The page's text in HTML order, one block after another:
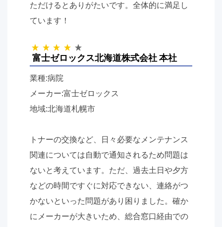
ただけるとありがたいです。全体的に満足し
ています！
富士ゼロックス北海道株式会社 本社
業種:病院
メーカー:富士ゼロックス
地域:北海道札幌市
トナーの交換など、日々必要なメンテナンス
関連については自動で通知されるため問題は
ないと考えています。ただ、過去土日や夕方
などの時間ですぐに対応できない、連絡がつ
かないといった問題があり困りました。確か
にメーカーが大きいため、総合窓口経由での